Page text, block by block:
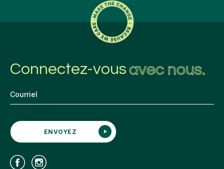
Connectez-vousavec nous.
ENVOYEZ